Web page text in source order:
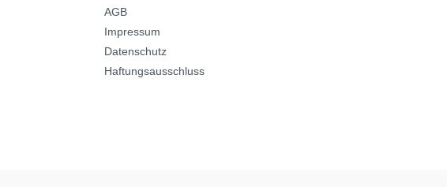
AGB
Impressum
Datenschutz
Haftungsausschluss